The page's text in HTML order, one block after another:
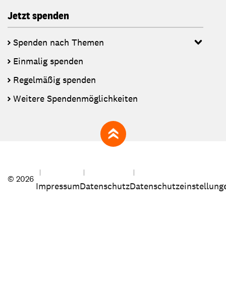
Jetzt spenden
Spenden nach Themen
Einmalig spenden
Regelmäßig spenden
Weitere Spendenmöglichkeiten
zum Seitenanfang
© 2026
ImpressumDatenschutz